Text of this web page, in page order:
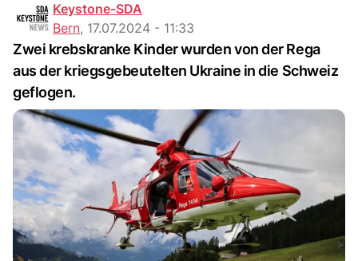
Keystone-SDA
Bern, 17.07.2024 - 11:33
Zwei krebskranke Kinder wurden von der Rega
aus der kriegsgebeutelten Ukraine in die Schweiz
geflogen.